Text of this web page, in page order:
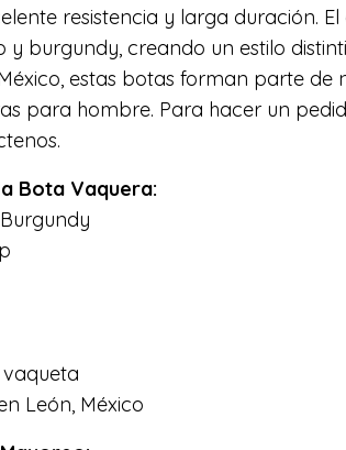
resistencia y larga duración.
y burgundy, creando un estilo
estas botas forman parte de
para hombre. Para hacer un
Bota Vaquera:
vaqueta
León, México